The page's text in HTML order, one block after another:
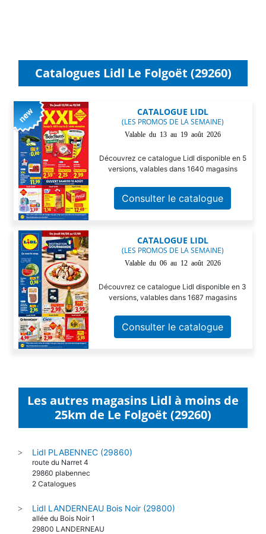
Catalogues Lidl Le Folgoët (29260)
CATALOGUE LIDL
(LES PROMOS DE LA SEMAINE)
Valable du 13 au 19 août 2026
Découvrez ce catalogue Lidl disponible en 5
versions, valables dans 1640 magasins
Consulter le catalogue
CATALOGUE LIDL
(LES PROMOS DE LA SEMAINE)
Valable du 06 au 12 août 2026
Découvrez ce catalogue Lidl disponible en 3
versions, valables dans 1687 magasins
Consulter le catalogue
Les autres magasins Lidl à moins de
25km de Le Folgoët (29260)
> Lidl PLABENNEC (29860)
route du Narret 4
29860 plabennec
2 Catalogues
> Lidl LANDERNEAU Bois Noir (29800)
allée du Bois Noir 1
29800 LANDERNEAU